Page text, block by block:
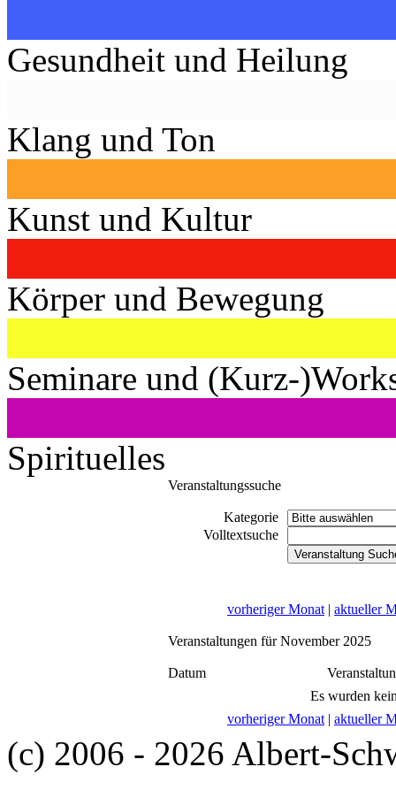
Gesundheit und Heilung
Klang und Ton
Kunst und Kultur
Körper und Bewegung
Seminare und (Kurz-
Spirituelles
Veranstaltungssuche
Kategorie
Volltextsuche
vorheriger Monat | aktueller
Veranstaltungen für November 2025
Datum
Es wurden
vorheriger Monat | aktueller
(c) 2006 - 2026 Albert-